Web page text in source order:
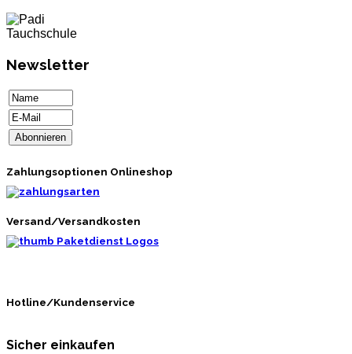
Newsletter
Zahlungsoptionen Onlineshop
Versand/Versandkosten
Hotline/Kundenservice
Sicher einkaufen